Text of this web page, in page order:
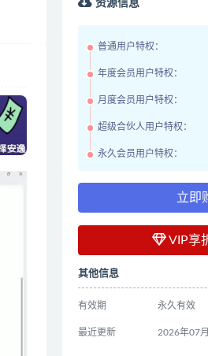
资源信息
普通用户特权：
年度会员用户特权：
月度会员用户特权：
超级合伙人用户特权：
永久会员用户特权：
立即
VIP享
其他信息
有效期 永久有效
最近更新 2026年07